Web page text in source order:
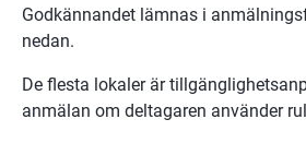
Godkännandet lämnas i
nedan.
De flesta lokaler är
anmälan om deltagaren använder